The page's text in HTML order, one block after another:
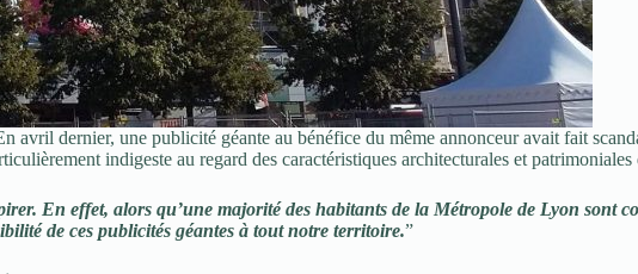
avril dernier, une publicité géante au bénéfice du même annonceur avait fait
indigeste au regard des caractéristiques architecturales et patrimoniales
En effet, alors qu’une majorité des habitants de la Métropole de Lyon sont
de ces publicités géantes à tout notre territoire.”